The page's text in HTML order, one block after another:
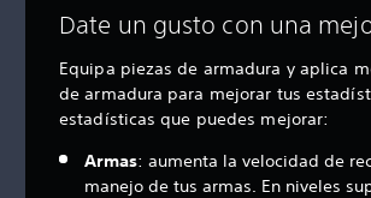
Date un gusto con una
Equipa piezas de armadura y aplica
de armadura para mejorar tus
estadísticas que puedes mejorar:
Armas: aumenta la velocidad de
manejo de tus armas. En niveles